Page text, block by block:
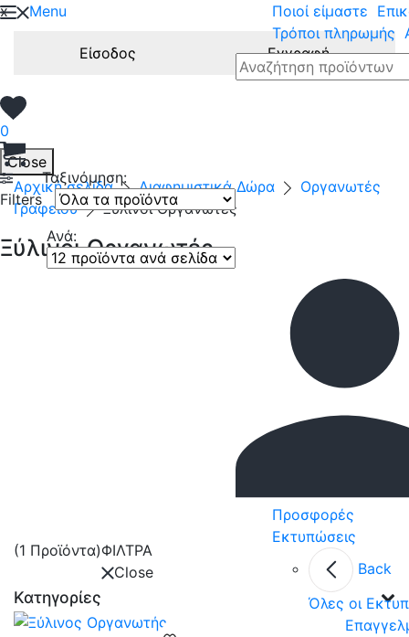
Menu
0
Filters
Ταξινόμηση:
Ανά:
Ποιοί είμαστε
Τρόποι πληρωμής
Προσφορές
Εκτυπώσεις
Back
Όλες οι
x
Είσοδος Εγγραφή
Close
Αρχική σελίδα
Διαφημιστικά Δώρα
Οργανωτές
Γραφείου
Ξύλινοι Οργανωτές
Ξύλινοι Οργανωτές
(1 Προϊόντα)ΦΙΛΤΡΑ
Close
Κατηγορίες